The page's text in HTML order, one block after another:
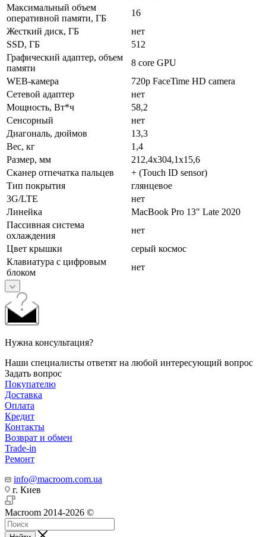
Максимальный объем
оперативной памяти, ГБ
16
Жесткий диск, ГБ
нет
SSD, ГБ
512
Графический адаптер, объем
памяти
8 core GPU
WEB-камера
720p FaceTime HD camera
Сетевой адаптер
нет
Мощность, Вт*ч
58,2
Сенсорный
нет
Диагональ, дюймов
13,3
Вес, кг
1,4
Размер, мм
212,4x304,1x15,6
Сканер отпечатка пальцев
+ (Touch ID sensor)
Тип покрытия
глянцевое
3G/LTE
нет
Линейка
MacBook Pro 13" Late 2020
Пассивная система
охлаждения
нет
Цвет крышки
серый космос
Клавиатура с цифровым
блоком
нет
Нужна консультация?
Наши специалисты ответят на любой интересующий вопрос
Задать вопрос
Покупателю
Доставка
Оплата
Кредит
Контакты
Возврат и обмен
Trade-in
Ремонт
info@macroom.com.ua
г. Киев
Macroom 2014-2026 ©